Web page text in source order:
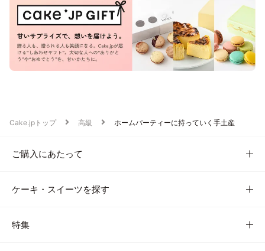
Cake.jpトップ 高級 ホームパーティーに持っていく手土産
ご購入にあたって
ケーキ・スイーツを探す
特集